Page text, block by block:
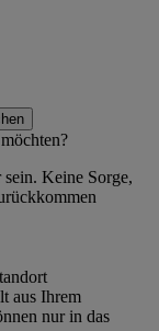
Keine Sorge,
aus Ihrem
nur in das